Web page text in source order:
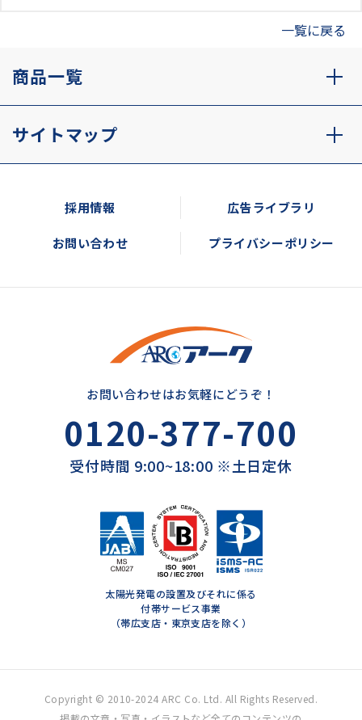
一覧に戻る
商品一覧
サイトマップ
採用情報 広告ライブラリ
お問い合わせ プライバシーポリシー
お問い合わせはお気軽にどうぞ！
0120-377-700
受付時間 9:00~18:00 ※土日定休
太陽光発電の設置及びそれに係る
付帯サービス事業
（帯広支店・東京支店を除く）
Copyright © 2010-2024 ARC Co. Ltd. All Rights Reserved.